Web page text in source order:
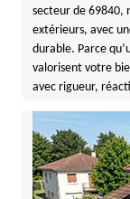
secteur de 69840,
extérieurs, avec
durable. Parce
valorisent votre
avec rigueur,